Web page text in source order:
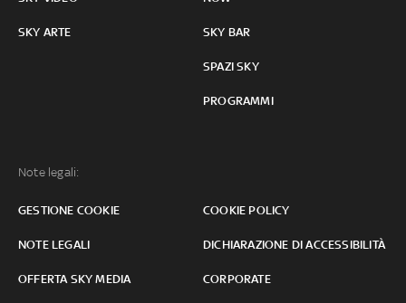
SKY ARTE SKY BAR
SPAZI SKY
PROGRAMMI
Note legali:
GESTIONE COOKIE COOKIE POLICY
NOTE LEGALI DICHIARAZIONE DI ACCESSIBILITÀ
OFFERTA SKY MEDIA CORPORATE